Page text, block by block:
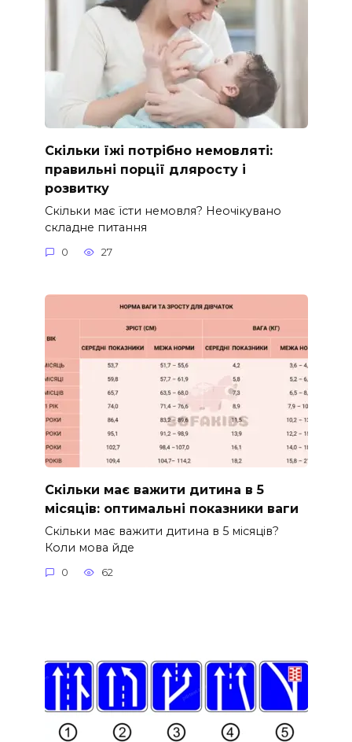
Скільки їжі потрібно немовляті:
правильні порції дляросту і
розвитку
Скільки має їсти немовля? Неочікувано
складне питання
0 27
Скільки має важити дитина в 5
місяців: оптимальні показники ваги
Скільки має важити дитина в 5 місяців?
Коли мова йде
0 62